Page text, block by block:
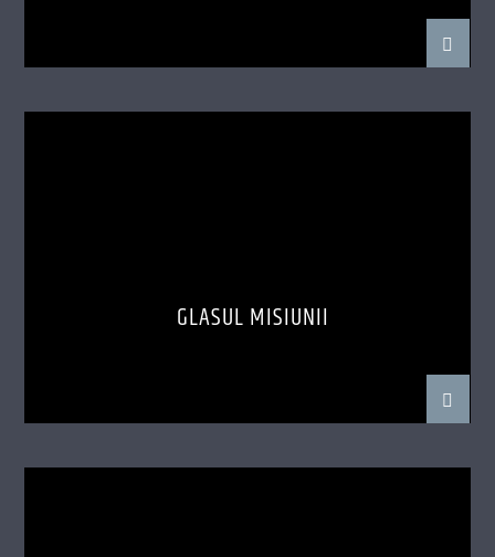
GLASUL MISIUNII